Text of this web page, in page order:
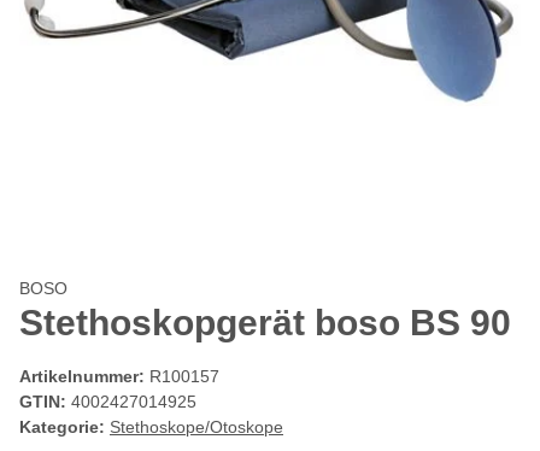
BOSO
Stethoskopgerät boso BS 90
Artikelnummer: R100157
GTIN: 4002427014925
Kategorie: Stethoskope/Otoskope